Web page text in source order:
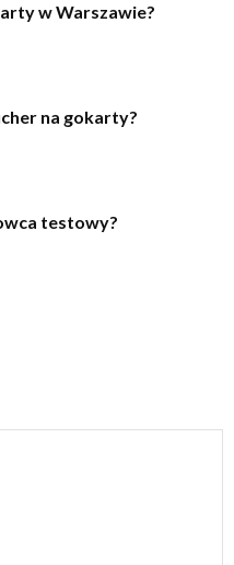
w Warszawie?
na gokarty?
testowy?